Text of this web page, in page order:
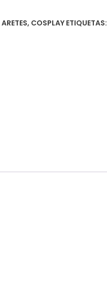
ARETES, COSPLAY ETIQUETAS: